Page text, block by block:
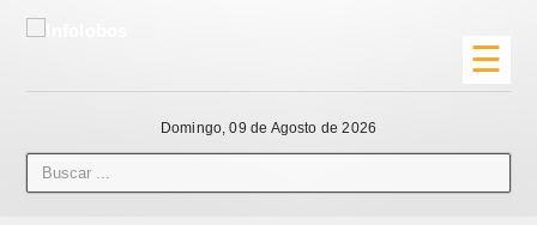
☰
Domingo, 09 de Agosto de 2026